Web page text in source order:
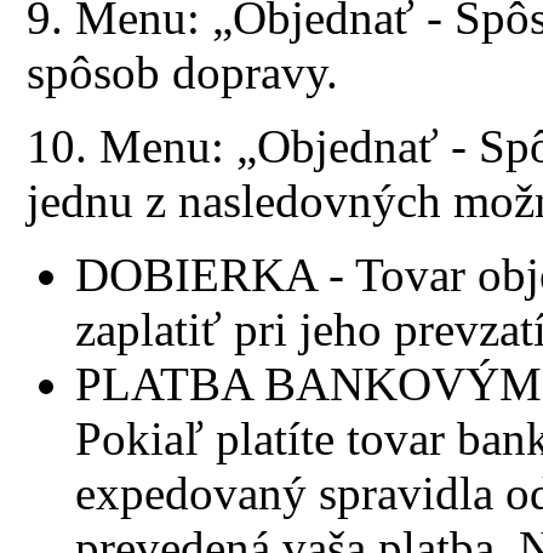
9. Menu: „Objednať -
spôsob dopravy.
10. Menu: „Objednať -
jednu z nasledovných
DOBIERKA - Tovar
zaplatiť pri jeho
PLATBA
Pokiaľ platíte tovar
expedovaný spravidla